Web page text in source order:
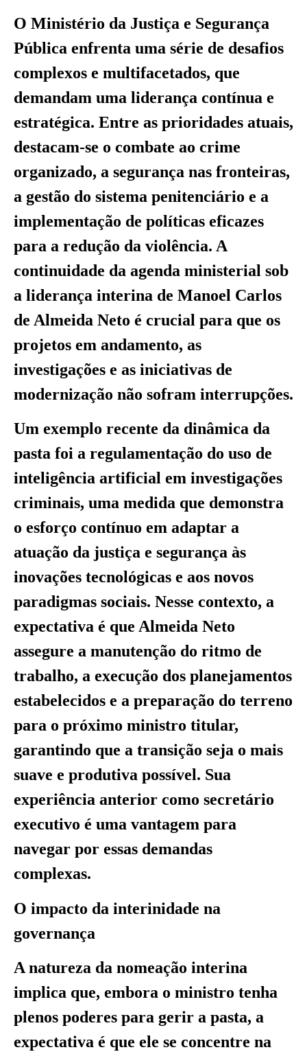
O Ministério da Justiça e Segurança
Pública enfrenta uma série de desafios
complexos e multifacetados, que
demandam uma liderança contínua e
estratégica. Entre as prioridades atuais,
destacam-se o combate ao crime
organizado, a segurança nas fronteiras,
a gestão do sistema penitenciário e a
implementação de políticas eficazes
para a redução da violência. A
continuidade da agenda ministerial sob
a liderança interina de Manoel Carlos
de Almeida Neto é crucial para que os
projetos em andamento, as
investigações e as iniciativas de
modernização não sofram interrupções.
Um exemplo recente da dinâmica da
pasta foi a regulamentação do uso de
inteligência artificial em investigações
criminais, uma medida que demonstra
o esforço contínuo em adaptar a
atuação da justiça e segurança às
inovações tecnológicas e aos novos
paradigmas sociais. Nesse contexto, a
expectativa é que Almeida Neto
assegure a manutenção do ritmo de
trabalho, a execução dos planejamentos
estabelecidos e a preparação do terreno
para o próximo ministro titular,
garantindo que a transição seja o mais
suave e produtiva possível. Sua
experiência anterior como secretário
executivo é uma vantagem para
navegar por essas demandas
complexas.
O impacto da interinidade na
governança
A natureza da nomeação interina
implica que, embora o ministro tenha
plenos poderes para gerir a pasta, a
expectativa é que ele se concentre na